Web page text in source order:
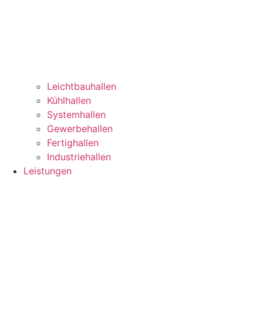
Leichtbauhallen
Kühlhallen
Systemhallen
Gewerbehallen
Fertighallen
Industriehallen
Leistungen